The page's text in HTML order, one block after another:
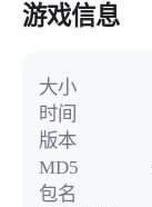
游戏信息
大小
时间
版本
MD5
包名